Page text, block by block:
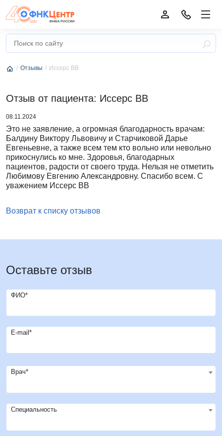
Отзывы Иссерс ВВ
Отзыв от пациента: Иссерс ВВ
08.11.2024
Это не заявление, а огромная благодарность врачам:
Балдину Виктору Львовичу и Старчиковой Дарье
Евгеньевне, а также всем тем кто вольно или невольно
прикоснулись ко мне. Здоровья, благодарных
пациентов, радости от своего труда. Нельзя не отметить
Любимову Евгению Александровну. Спасибо всем. С
уважением Иссерс ВВ
Возврат к списку отзывов
Оставьте отзыв
ФИО*
E-mail*
Врач*
Специальность